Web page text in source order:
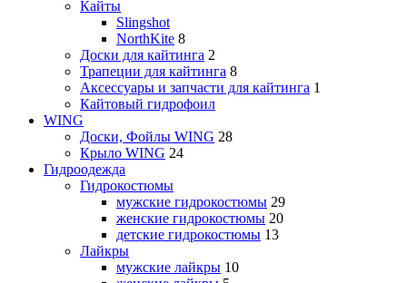
Кайты
Slingshot
NorthKite 8
Доски для кайтинга 2
Трапеции для кайтинга 8
Аксессуары и запчасти для кайтинга 1
Кайтовый гидрофоил
WING
Доски, Фойлы WING 28
Крыло WING 24
Гидроодежда
Гидрокостюмы
мужские гидрокостюмы 29
женские гидрокостюмы 20
детские гидрокостюмы 13
Лайкры
мужские лайкры 10